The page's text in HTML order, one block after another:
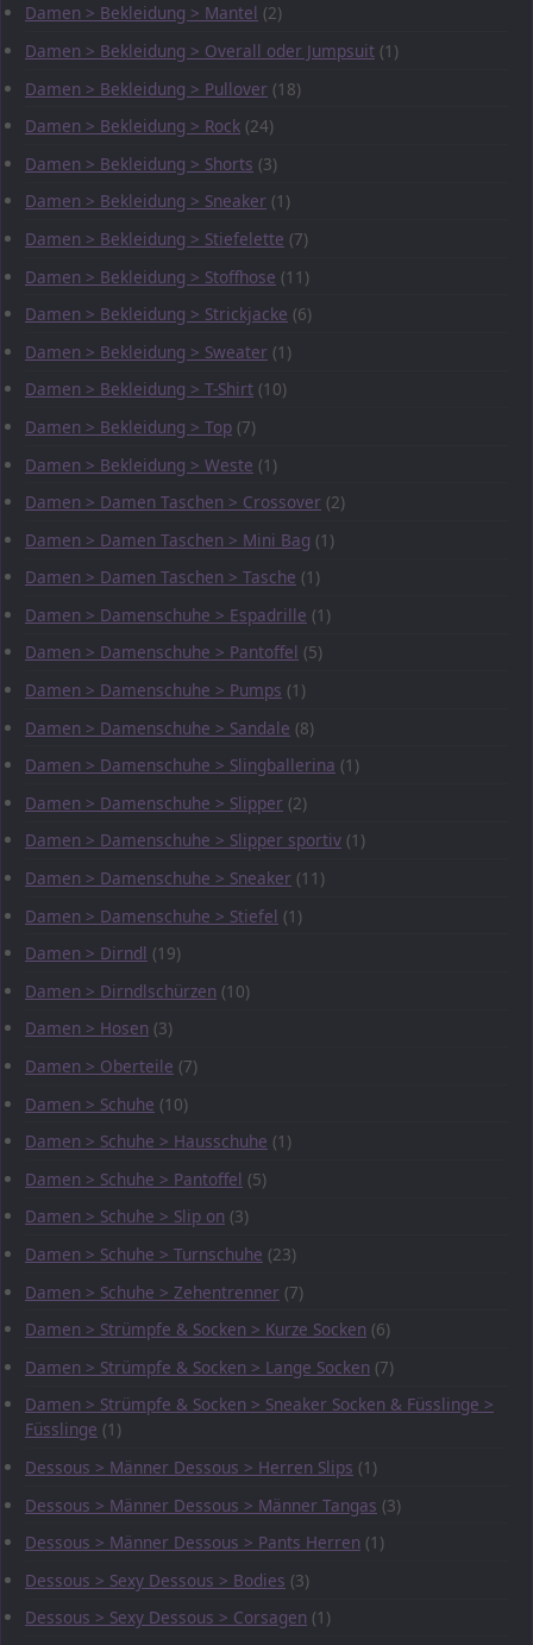
Damen > Bekleidung > Mantel (2)
Damen > Bekleidung > Overall oder Jumpsuit (1)
Damen > Bekleidung > Pullover (18)
Damen > Bekleidung > Rock (24)
Damen > Bekleidung > Shorts (3)
Damen > Bekleidung > Sneaker (1)
Damen > Bekleidung > Stiefelette (7)
Damen > Bekleidung > Stoffhose (11)
Damen > Bekleidung > Strickjacke (6)
Damen > Bekleidung > Sweater (1)
Damen > Bekleidung > T-Shirt (10)
Damen > Bekleidung > Top (7)
Damen > Bekleidung > Weste (1)
Damen > Damen Taschen > Crossover (2)
Damen > Damen Taschen > Mini Bag (1)
Damen > Damen Taschen > Tasche (1)
Damen > Damenschuhe > Espadrille (1)
Damen > Damenschuhe > Pantoffel (5)
Damen > Damenschuhe > Pumps (1)
Damen > Damenschuhe > Sandale (8)
Damen > Damenschuhe > Slingballerina (1)
Damen > Damenschuhe > Slipper (2)
Damen > Damenschuhe > Slipper sportiv (1)
Damen > Damenschuhe > Sneaker (11)
Damen > Damenschuhe > Stiefel (1)
Damen > Dirndl (19)
Damen > Dirndlschürzen (10)
Damen > Hosen (3)
Damen > Oberteile (7)
Damen > Schuhe (10)
Damen > Schuhe > Hausschuhe (1)
Damen > Schuhe > Pantoffel (5)
Damen > Schuhe > Slip on (3)
Damen > Schuhe > Turnschuhe (23)
Damen > Schuhe > Zehentrenner (7)
Damen > Strümpfe & Socken > Kurze Socken (6)
Damen > Strümpfe & Socken > Lange Socken (7)
Damen > Strümpfe & Socken > Sneaker Socken & Füsslinge >
Füsslinge (1)
Dessous > Männer Dessous > Herren Slips (1)
Dessous > Männer Dessous > Männer Tangas (3)
Dessous > Männer Dessous > Pants Herren (1)
Dessous > Sexy Dessous > Bodies (3)
Dessous > Sexy Dessous > Corsagen (1)